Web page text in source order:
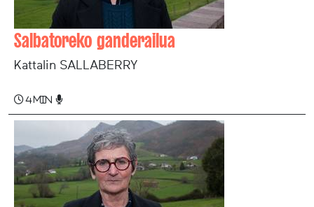
Salbatoreko ganderailua
Kattalin SALLABERRY
4 min